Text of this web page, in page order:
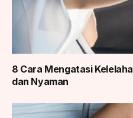
8 Cara Mengatasi
dan Nyaman